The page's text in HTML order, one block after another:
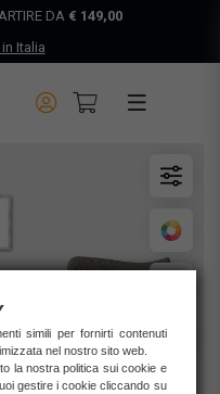
DA € 149,00
Italia
simili per fornirti contenuti
nel nostro sito web.
la nostra politica sui cookie e
gestire i cookie cliccando su